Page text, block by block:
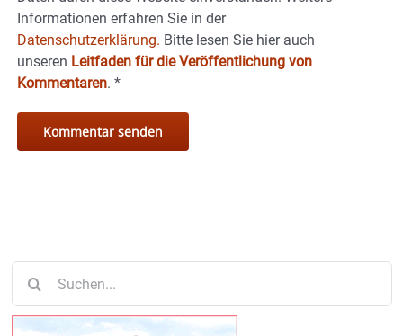
Informationen erfahren Sie in der
Datenschutzerklärung. Bitte lesen Sie hier auch
unseren Leitfaden für die Veröffentlichung von
Kommentaren. *
nach: